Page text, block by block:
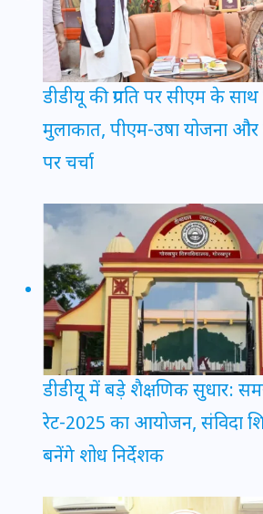
डीडीयू की प्रगति पर सीएम के
मुलाकात, पीएम-उषा योजना
पर चर्चा
डीडीयू में बड़े शैक्षणिक सुधार:
रेट-2025 का आयोजन, संविदा
बनेंगे शोध निर्देशक